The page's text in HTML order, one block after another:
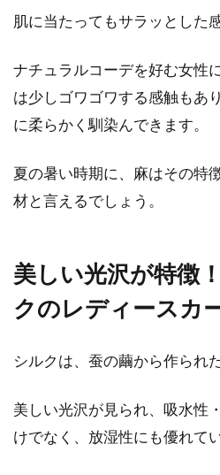
どのように選
なもの」...
トップスの
チョイス！
雰囲気を大き
パーカーと
ディース
パーカーは、
肌に当たってもサラッとした
ナチュラルコーデを好む女性
は少しゴワゴワする感触もあ
に柔らかく馴染んできます。
夏の暑い時期に、麻はその特
材と言えるでしょう。
美しい光沢が特徴
クのレディースカ
シルクは、蚕の繭から作られ
美しい光沢が見られ、吸水性
けでなく、放湿性にも優れてい